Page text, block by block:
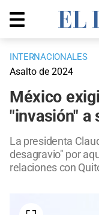
INTERNACIONALES
Asalto de 2024
México
"invasión" a
La presidenta
desagravio" por
relaciones con